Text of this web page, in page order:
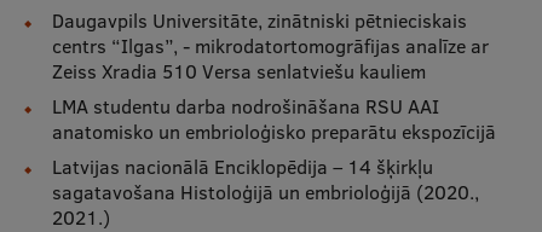
Studentu dzīve
Studiju norises vietas
Mūsu cilvēki
Daugavpils Universitāte, zinātniski pētnieciskais
centrs “Ilgas”, - mikrodatortomogrāfijas analīze ar
Zeiss Xradia 510 Versa senlatviešu kauliem
LMA studentu darba nodrošināšana RSU AAI
anatomisko un embrioloģisko preparātu ekspozīcijā
Latvijas nacionālā Enciklopēdija – 14 šķirkļu
sagatavošana Histoloģijā un embrioloģijā (2020.,
2021.)